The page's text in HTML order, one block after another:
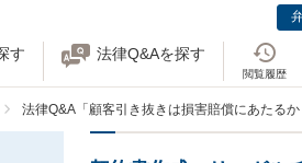
す 法律Q&Aを探す
閲覧履歴
法律Q&A「顧客引き抜きは損害賠償にあたるか